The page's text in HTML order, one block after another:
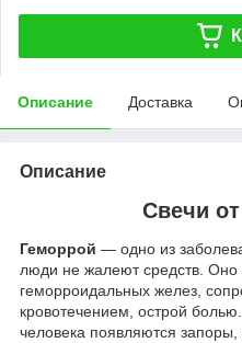
Описание Доставка
Описание
Свечи
Геморрой — одно из
люди не жалеют средств. Оно
геморроидальных желез,
кровотечением, острой
человека появляются запоры,